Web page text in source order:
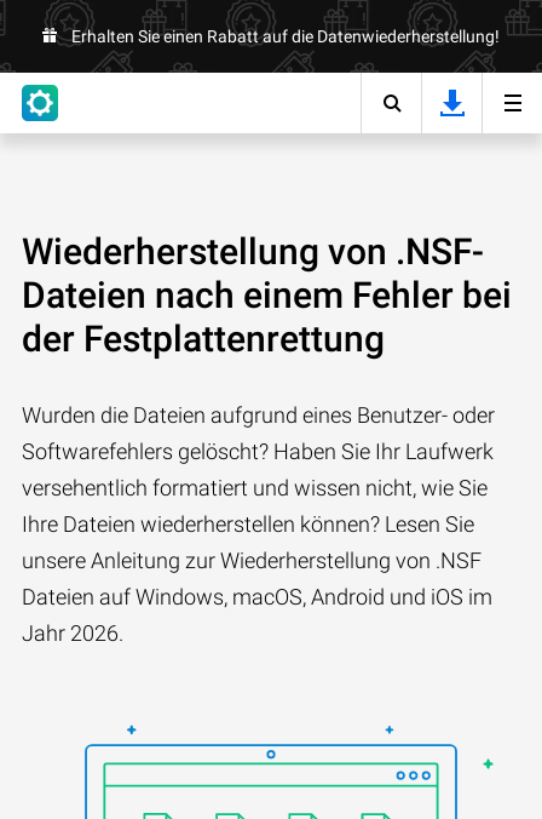
Erhalten Sie einen Rabatt auf die Datenwiederherstellung!
Wiederherstellung von .NSF-
Dateien nach einem Fehler bei
der Festplattenrettung
Wurden die Dateien aufgrund eines Benutzer- oder
Softwarefehlers gelöscht? Haben Sie Ihr Laufwerk
versehentlich formatiert und wissen nicht, wie Sie
Ihre Dateien wiederherstellen können? Lesen Sie
unsere Anleitung zur Wiederherstellung von .NSF
Dateien auf Windows, macOS, Android und iOS im
Jahr 2026.